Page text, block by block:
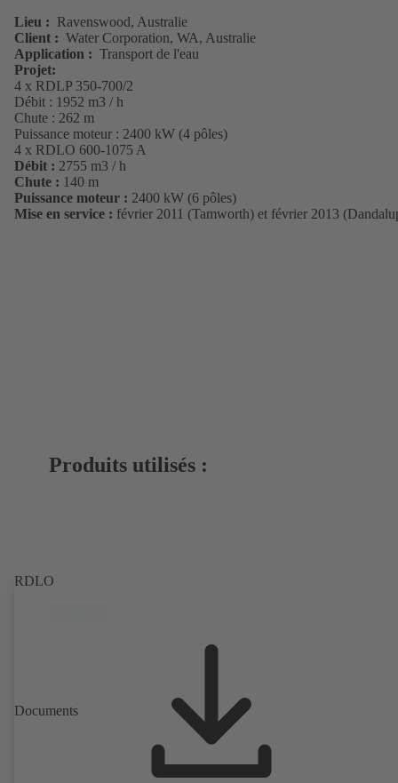
Lieu : Ravenswood, Australie
Client : Water Corporation, WA, Australie
Application : Transport de l'eau
Projet:
4 x RDLP 350-700/2
Débit : 1952 m3 / h
Chute : 262 m
Puissance moteur : 2400 kW (4 pôles)
4 x RDLO 600-1075 A
Débit : 2755 m3 / h
Chute : 140 m
Puissance moteur : 2400 kW (6 pôles)
Mise en service : février 2011 (Tamworth) et février 2013
Produits utilisés :
RDLO
Documents